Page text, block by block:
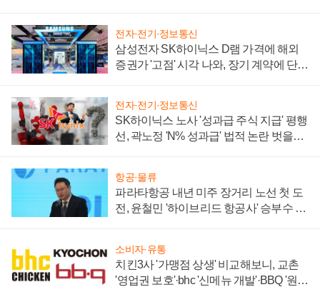
전자·전기·정보통신
삼성전자 SK하이닉스 D램 가격에 해외
증권가 '고점' 시각 나와, 장기 계약에 단점
전자·전기·정보통신
SK하이닉스 노사 '성과급 주식 지급' 평행
선, 곽노정 'N% 성과급' 법적 논란 벗을지
항공·물류
파라타항공 내년 미주 장거리 노선 첫 도
전, 윤철민 '하이브리드 항공사' 승부수 통
소비자·유통
치킨3사 '가맹점 상생' 비교해보니, 교촌
'영업권 보호'·bhc '신메뉴 개발'·BBQ '원가